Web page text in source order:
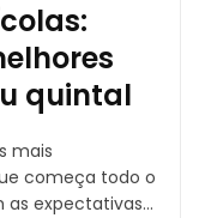
quintal
mais
começa todo o
expectativas...